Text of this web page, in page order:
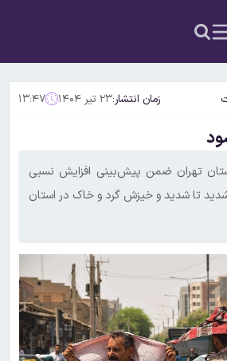
زمان انتشار:۲۳ تیر ۱۴۰۴ ۱۳:۴۷
تهران ضمن پیش‌بینی افزایش نسبی
شدید تا شدید و خیزش گرد و خاک در استان